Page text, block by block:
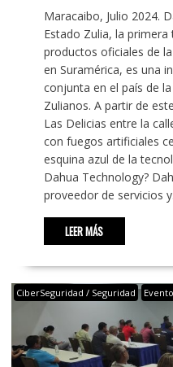
Maracaibo, Julio 2024.
Estado Zulia, la primera
productos oficiales de
en Suramérica, es una
conjunta en el país de
Zulianos. A partir de
Las Delicias entre la
con fuegos artificiales
esquina azul de la
Dahua Technology?
proveedor de servicios
LEER MÁS
CiberSeguridad / Seguridad